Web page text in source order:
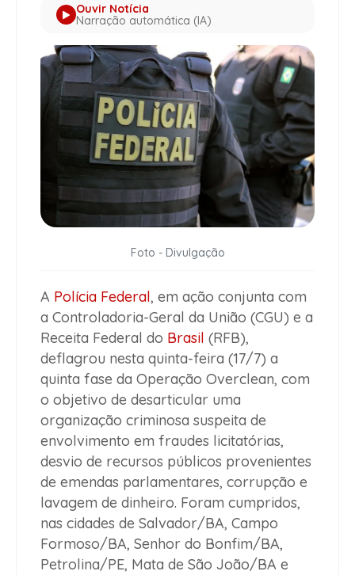
Ouvir Notícia
Narração automática (IA)
Foto - Divulgação
A Polícia Federal, em ação conjunta com
a Controladoria-Geral da União (CGU) e a
Receita Federal do Brasil (RFB),
deflagrou nesta quinta-feira (17/7) a
quinta fase da Operação Overclean, com
o objetivo de desarticular uma
organização criminosa suspeita de
envolvimento em fraudes licitatórias,
desvio de recursos públicos provenientes
de emendas parlamentares, corrupção e
lavagem de dinheiro. Foram cumpridos,
nas cidades de Salvador/BA, Campo
Formoso/BA, Senhor do Bonfim/BA,
Petrolina/PE, Mata de São João/BA e